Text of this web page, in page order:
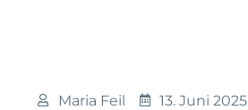
Maria Feil
13. Juni 2025